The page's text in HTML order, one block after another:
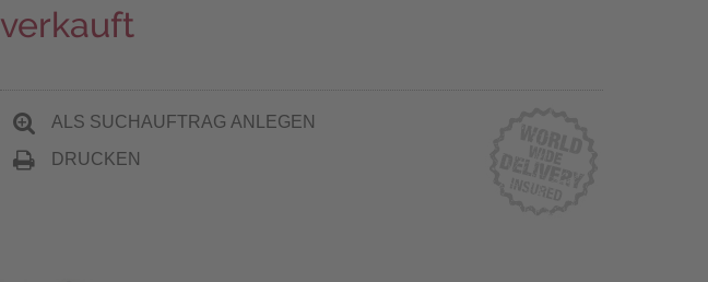
verkauft
ALS SUCHAUFTRAG ANLEGEN
DRUCKEN